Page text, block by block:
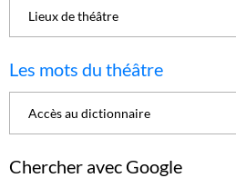
Lieux de théâtre
Les mots du théâtre
Accès au dictionnaire
Chercher avec Google